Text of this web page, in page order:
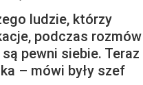
ludzie, którzy
podczas rozmów
pewni siebie. Teraz
– mówi były szef